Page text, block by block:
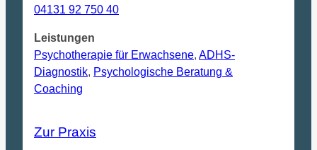
04131 92 750 40
Leistungen
Psychotherapie für Erwachsene, ADHS-
Diagnostik, Psychologische Beratung &
Coaching
Zur Praxis